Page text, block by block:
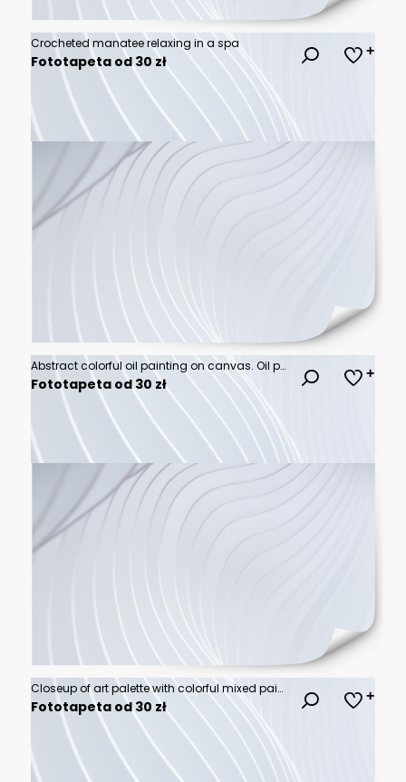
Crocheted manatee relaxing in a spa
Fototapeta od 30 zł
Abstract colorful oil painting on canvas. Oil paint texture with brush and palette knife strokes. Multi colored wallpaper. Macro close up acrylic background. Modern art concept. Horizontal fragment.
Fototapeta od 30 zł
Closeup of art palette with colorful mixed paints and paintbrushed
Fototapeta od 30 zł